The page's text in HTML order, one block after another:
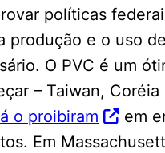
políticas
produção e o uso
O PVC é um
– Taiwan, Coréia
o proibiram
em
Em